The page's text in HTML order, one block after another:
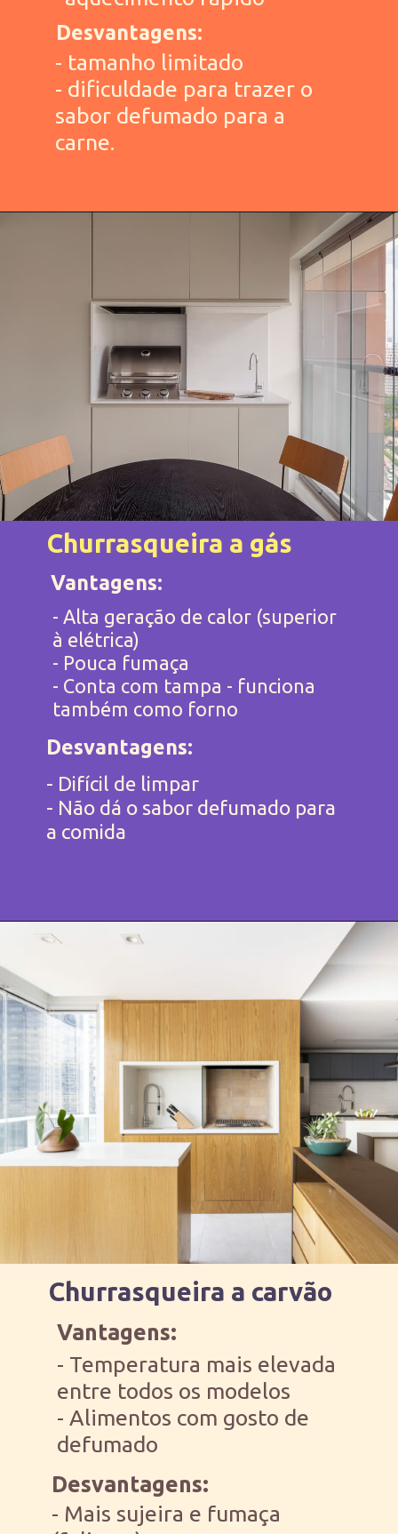
- tamanho limitado
- dificuldade para trazer o
sabor defumado para a
carne.
Desvantagens:
- Alta geração de calor (superior
à elétrica)
- Pouca fumaça
- Conta com tampa - funciona
Churrasqueira a gás
Vantagens:
- Difícil de limpar
- Não dá o sabor defumado para
a comida
Desvantagens:
- Temperatura mais elevada
entre todos os modelos
- Alimentos com gosto de
defumado
Churrasqueira a carvão
Vantagens:
- Mais sujeira e fumaça
Desvantagens: